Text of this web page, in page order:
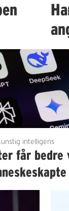
intelligens
får bedre